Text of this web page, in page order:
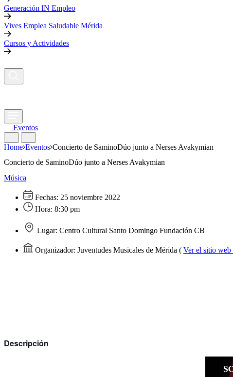
Generación IN Empleo
Vives Emplea Saludable Mérida
Cursos y Actividades
Eventos
Home Eventos Concierto de SaminoDúo junto a Nerses Avakymian
Concierto de SaminoDúo junto a Nerses Avakymian
Música
Fechas: 25 noviembre 2022
Hora: 8:30 pm
Lugar: Centro Cultural Santo Domingo Fundación CB
Organizador: Juventudes Musicales de Mérida ( Ver el sitio
Descripción